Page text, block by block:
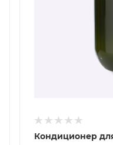
Кондиционер